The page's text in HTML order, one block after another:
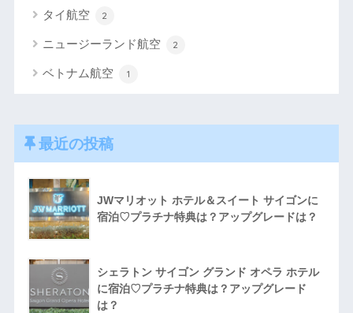
タイ航空 2
ニュージーランド航空 2
ベトナム航空 1
最近の投稿
JWマリオット ホテル＆スイート サイゴンに
宿泊♡プラチナ特典は？アップグレードは？
シェラトン サイゴン グランド オペラ ホテル
に宿泊♡プラチナ特典は？アップグレード
は？